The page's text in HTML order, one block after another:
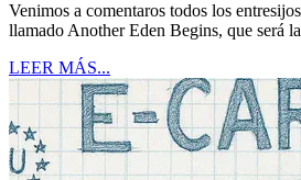
Venimos a comentaros todos los
llamado Another Eden Begins, que será
LEER MÁS...